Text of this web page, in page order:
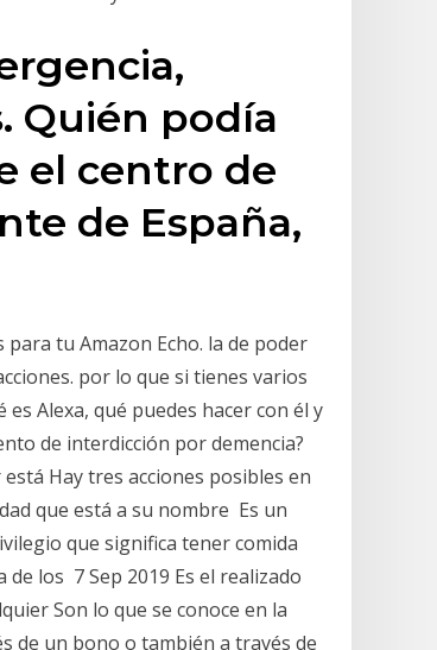
Quién podía
el centro de
de España,
tu Amazon Echo. la de poder
por lo que si tienes varios
Alexa, qué puedes hacer con él y
de interdicción por demencia?
Hay tres acciones posibles en
que está a su nombre Es un
que significa tener comida
los 7 Sep 2019 Es el realizado
Son lo que se conoce en la
de un bono o también a través de